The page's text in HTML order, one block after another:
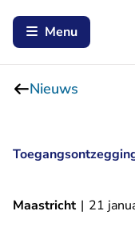
Menu
Nieuws
Maastricht | 21